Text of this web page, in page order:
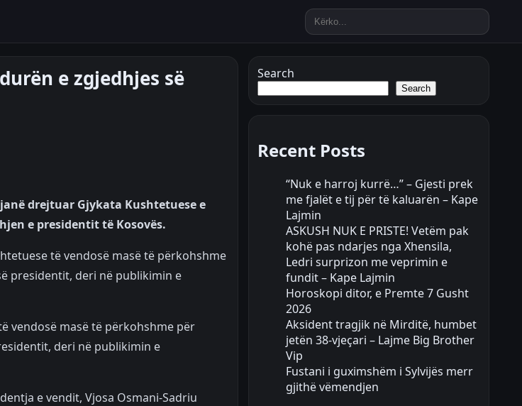
e zgjedhjes së
drejtuar Gjykata Kushtetuese e
e presidentit të Kosovës.
të vendosë masë të përkohshme
presidentit, deri në publikimin e
vendosë masë të përkohshme për
deri në publikimin e
e vendit, Vjosa Osmani-Sadriu
Search
Search
Recent Posts
“Nuk e harroj kurrë…” – Gjesti prek
me fjalët e tij për të kaluarën – Kape
Lajmin
ASKUSH NUK E PRISTE! Vetëm pak
kohë pas ndarjes nga Xhensila,
Ledri surprizon me veprimin e
fundit – Kape Lajmin
Horoskopi ditor, e Premte 7 Gusht
2026
Aksident tragjik në Mirditë, humbet
jetën 38-vjeçari – Lajme Big Brother
Vip
Fustani i guximshëm i Sylvijës merr
gjithë vëmendjen